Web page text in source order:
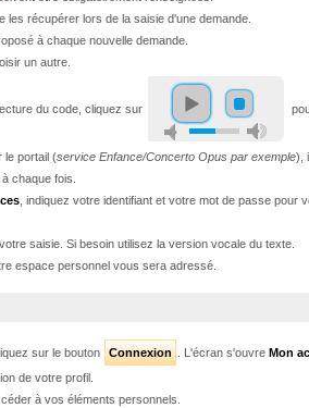
les récupérer lors de la saisie d'une demande.
à chaque nouvelle demande.
un autre.
du code, cliquez sur
le portail (service Enfance/Concerto Opus par exemple),
chaque fois.
, indiquez votre identifiant et votre mot de passe
saisie. Si besoin utilisez la version vocale du texte.
espace personnel vous sera adressé.
sur le bouton Connexion . L'écran s'ouvre Mon
de votre profil.
à vos éléments personnels.